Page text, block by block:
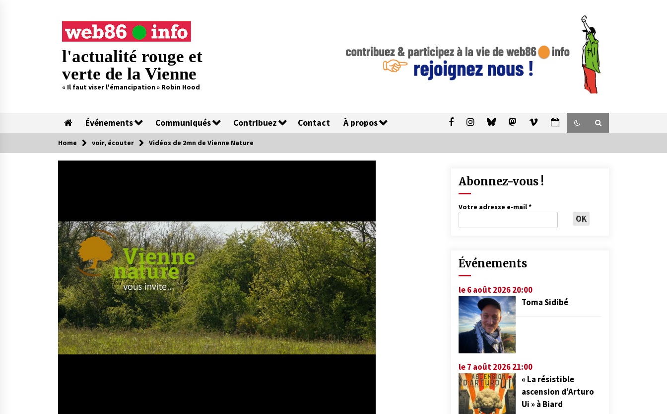
l'actualité rouge et
verte de la Vienne
« Il faut viser l'émancipation » Robin Hood
Événements Communiqués Contribuez Contact À propos
Home voir, écouter Vidéos de 2mn de Vienne Nature
Abonnez-vous !
Votre adresse e-mail*
Événements
le 6 août 2026 20:00
Toma Sidibé
le 7 août 2026 21:00
« La résistible
ascension d’Arturo
Ui » à Biard